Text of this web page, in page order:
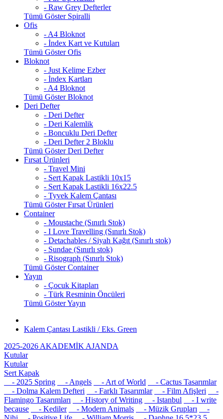
- Raw Grey Defterler
Tümü Göster Spiralli
Ofis
- A4 Bloknot
- İndex Kart ve Kutuları
Tümü Göster Ofis
Bloknot
- Just Kelime Ezber
- İndex Kartları
- A4 Bloknot
Tümü Göster Bloknot
Deri Defter
- Deri Defter
- Deri Kalemlik
- Boncuklu Deri Defter
- Deri Defter 2 Bloklu
Tümü Göster Deri Defter
Fırsat Ürünleri
- Travel Mini
- Sert Kapak Lastikli 10x15
- Sert Kapak Lastikli 16x22.5
- Tyvek Kalem Çantası
Tümü Göster Fırsat Ürünleri
Container
- Moustache (Sınırlı Stok)
- I Love Travelling (Sınırlı Stok)
- Detachables / Siyah Kağıt (Sınırlı stok)
- Sundae (Sınırlı stok)
- Risograph (Sınırlı Stok)
Tümü Göster Container
Yayın
- Çocuk Kitapları
- Türk Resminin Öncüleri
Tümü Göster Yayın
Kalem Çantası Lastikli / Eks. Green
2025-2026 AKADEMİK AJANDA
Kutular
Kutular
Sert Kapak
- 2025 Spring
- Angels - Art of World
- Cactus Tasarımlar
- Dolma Kalem Defteri
- Farklı Tasarımlar - Film Afişleri
-
Flamingo Tasarımları
- History of Writing - Istanbul
- I write
because
- Kediler - Modern Animals - Müzik Grupları
-